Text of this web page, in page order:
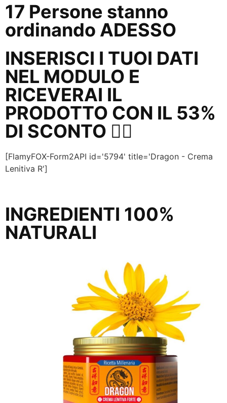
17 Persone stanno
ordinando ADESSO
INSERISCI I TUOI DATI
NEL MODULO E
RICEVERAI IL
PRODOTTO CON IL 53%
DI SCONTO 👇🏼
[FlamyFOX-Form2API id='5794' title='Dragon - Crema
Lenitiva R']
INGREDIENTI 100%
NATURALI